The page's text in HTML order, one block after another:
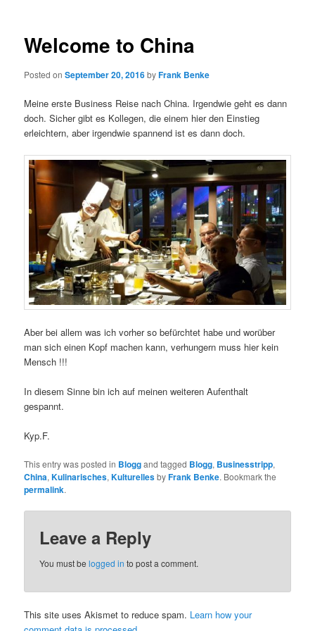
Welcome to China
Posted onSeptember 20, 2016byFrank Benke
Meine erste Business Reise nach China. Irgendwie geht es dann
doch. Sicher gibt es Kollegen, die einem hier den Einstieg
erleichtern, aber irgendwie spannend ist es dann doch.
Aber bei allem was ich vorher so befürchtet habe und worüber
man sich einen Kopf machen kann, verhungern muss hier kein
Mensch !!!
In diesem Sinne bin ich auf meinen weiteren Aufenthalt
gespannt.
Kyp.F.
This entry was posted in Bloggand tagged Blogg, Businesstripp,
China,Kulinarisches,KulturellesbyFrank Benke. Bookmark the
permalink.
Leave a Reply
You must belogged in to post a comment.
This site uses Akismet to reduce spam. Learn how your